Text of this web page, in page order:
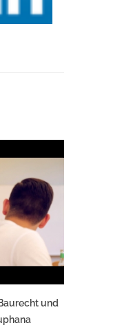
und